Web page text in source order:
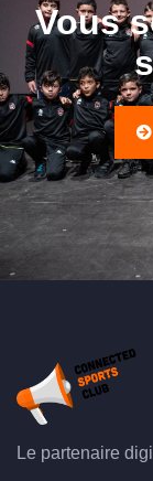
Vous
Le partenaire